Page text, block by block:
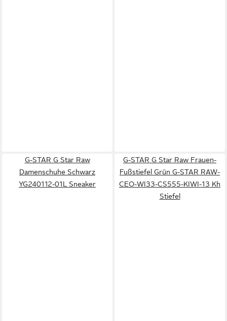
G-STAR G Star Raw
Damenschuhe Schwarz
YG240112-01L Sneaker
G-STAR G Star Raw Frauen-
Fußstiefel Grün G-STAR RAW-
CEO-WI33-CS555-KIWI-13 Kh
Stiefel